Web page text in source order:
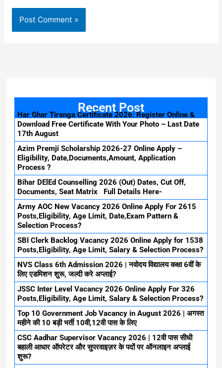
Recent Post
Har Ghar Tiranga Certificate 2026: Register Online &
Download Free Certificate With Your Photo – Last Date
17th August
Azim Premji Scholarship 2026-27 Online Apply –
Eligibility, Date,Documents,Amount, Application
Process ?
Bihar DElEd Counselling 2026 (Out) Dates, Cut Off,
Documents, Seat Matrix Full Details Here-
Army AOC New Vacancy 2026 Online Apply For 2615
Posts,Eligibility, Age Limit, Date,Exam Pattern &
Selection Process?
SBI Clerk Backlog Vacancy 2026 Online Apply for 1538
Posts,Eligibility, Age Limit, Salary & Selection Process?
NVS Class 6th Admission 2026 | नवोदय विद्यालय कक्षा 6वीं के
लिए एडमिशन शुरू, जल्दी करे अप्लाई?
JSSC Inter Level Vacancy 2026 Online Apply For 326
Posts,Eligibility, Age Limit, Salary & Selection Process?
Top 10 Government Job Vacancy in August 2026 | अगस्त
महीने की 10 बड़ी भर्ती 10वी,12वी पास के लिए
CSC Aadhar Supervisor Vacancy 2026 | 12वी पास सीधी
बहाली आधार ऑपरेटर और सुपरवाइज़र के पदों पर ऑनलाइन अप्लाई
शुरू?